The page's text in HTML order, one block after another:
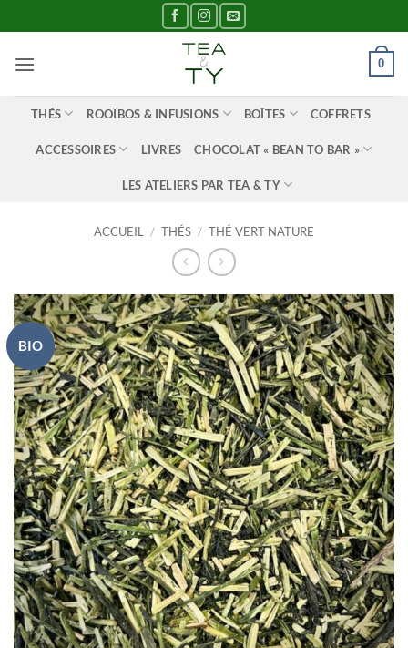
au
contenu
0
THÉS ROOÏBOS & INFUSIONS BOÎTES COFFRETS
ACCESSOIRES LIVRES CHOCOLAT « BEAN TO BAR »
LES ATELIERS PAR TEA & TY
ACCUEIL / THÉS / THÉ VERT NATURE
BIO